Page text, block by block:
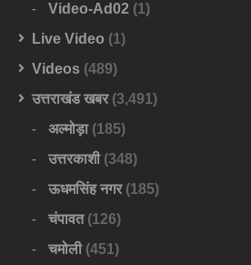
Video-Ad02 (1)
Live Video (1)
Videos (489)
उत्तराखंड खबर(3,491)
अल्मोड़ा(185)
उत्तरकाशी(348)
ऊधमसिंह नगर(185)
चंपावत(126)
चमोली(451)